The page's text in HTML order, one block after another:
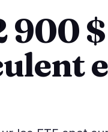
3
1
0
Hacks
Exploits
Arnaques
Alertes
900 $